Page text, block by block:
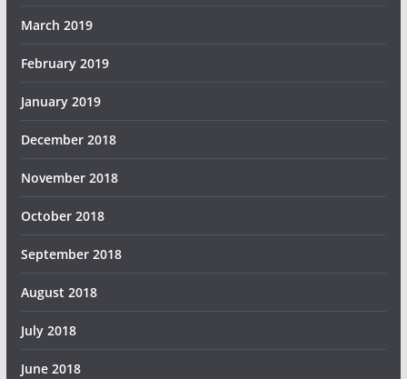
March 2019
February 2019
January 2019
December 2018
November 2018
October 2018
September 2018
August 2018
July 2018
June 2018